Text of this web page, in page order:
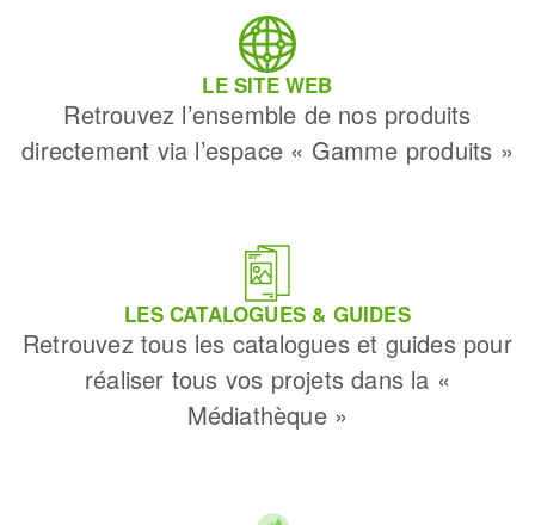
LE SITE WEB
Retrouvez l’ensemble de nos produits
directement via l’espace « Gamme produits »
LES CATALOGUES & GUIDES
Retrouvez tous les catalogues et guides pour
réaliser tous vos projets dans la «
Médiathèque »